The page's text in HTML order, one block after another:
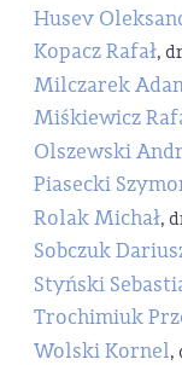
Husev
Kopacz Rafał,
Milczarek
Miśkiewicz
Olszewski
Piasecki
Rolak Michał,
Sobczuk
Styński
Trochimiuk
Wolski Kornel,